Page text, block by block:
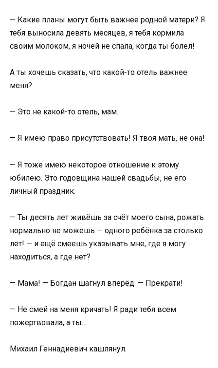
— Какие планы могут быть важнее родной матери? Я
тебя выносила девять месяцев, я тебя кормила
своим молоком, я ночей не спала, когда ты болел!
А ты хочешь сказать, что какой-то отель важнее
меня?
— Это не какой-то отель, мам.
— Я имею право присутствовать! Я твоя мать, не она!
— Я тоже имею некоторое отношение к этому
юбилею. Это годовщина нашей свадьбы, не его
личный праздник.
— Ты десять лет живёшь за счёт моего сына, рожать
нормально не можешь — одного ребёнка за столько
лет! — и ещё смеешь указывать мне, где я могу
находиться, а где нет?
— Мама! — Богдан шагнул вперёд. — Прекрати!
— Не смей на меня кричать! Я ради тебя всем
пожертвовала, а ты…
Михаил Геннадиевич кашлянул.